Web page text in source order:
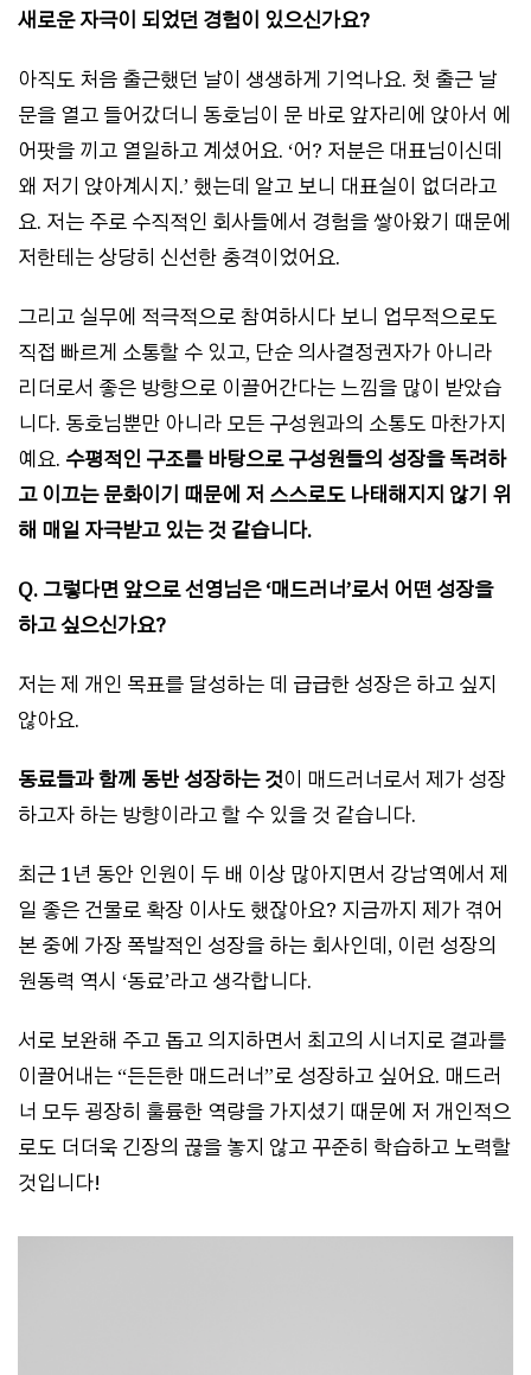
새로운 자극이 되었던 경험이 있으신가요?
아직도 처음 출근했던 날이 생생하게 기억나요. 첫 출근 날
문을 열고 들어갔더니 동호님이 문 바로 앞자리에 앉아서 에
어팟을 끼고 열일하고 계셨어요. ‘어? 저분은 대표님이신데
왜 저기 앉아계시지.’ 했는데 알고 보니 대표실이 없더라고
요. 저는 주로 수직적인 회사들에서 경험을 쌓아왔기 때문에
저한테는 상당히 신선한 충격이었어요.
그리고 실무에 적극적으로 참여하시다 보니 업무적으로도
직접 빠르게 소통할 수 있고, 단순 의사결정권자가 아니라
리더로서 좋은 방향으로 이끌어간다는 느낌을 많이 받았습
니다. 동호님뿐만 아니라 모든 구성원과의 소통도 마찬가지
예요. 수평적인 구조를 바탕으로 구성원들의 성장을 독려하
고 이끄는 문화이기 때문에 저 스스로도 나태해지지 않기 위
해 매일 자극받고 있는 것 같습니다.
Q. 그렇다면 앞으로 선영님은 ‘매드러너’로서 어떤 성장을
하고 싶으신가요?
저는 제 개인 목표를 달성하는 데 급급한 성장은 하고 싶지
않아요.
동료들과 함께 동반 성장하는 것이 매드러너로서 제가 성장
하고자 하는 방향이라고 할 수 있을 것 같습니다.
최근 1년 동안 인원이 두 배 이상 많아지면서 강남역에서 제
일 좋은 건물로 확장 이사도 했잖아요? 지금까지 제가 겪어
본 중에 가장 폭발적인 성장을 하는 회사인데, 이런 성장의
원동력 역시 ‘동료’라고 생각합니다.
서로 보완해 주고 돕고 의지하면서 최고의 시너지로 결과를
이끌어내는 “든든한 매드러너”로 성장하고 싶어요. 매드러
너 모두 굉장히 훌륭한 역량을 가지셨기 때문에 저 개인적으
로도 더더욱 긴장의 끊을 놓지 않고 꾸준히 학습하고 노력할
것입니다!